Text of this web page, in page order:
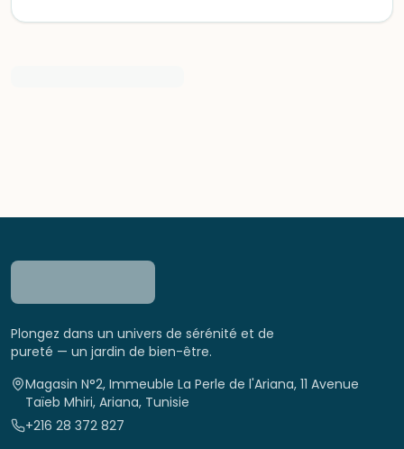
Plongez dans un univers de sérénité et de
pureté — un jardin de bien-être.
Magasin N°2, Immeuble La Perle de l'Ariana, 11 Avenue
Taïeb Mhiri, Ariana, Tunisie
+216 28 372 827